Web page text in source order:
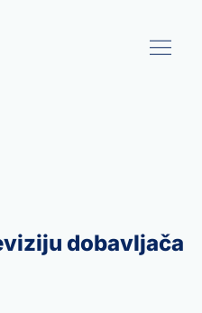
dobavljača